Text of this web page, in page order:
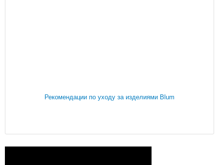
Рекомендации по уходу за изделиями Blum